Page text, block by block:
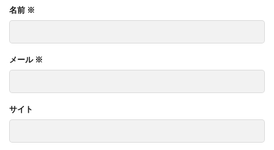
名前 ※
メール ※
サイト